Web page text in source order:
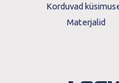
Korduvad
Materjalid